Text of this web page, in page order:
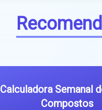
Calculadora Semanal
Compostos